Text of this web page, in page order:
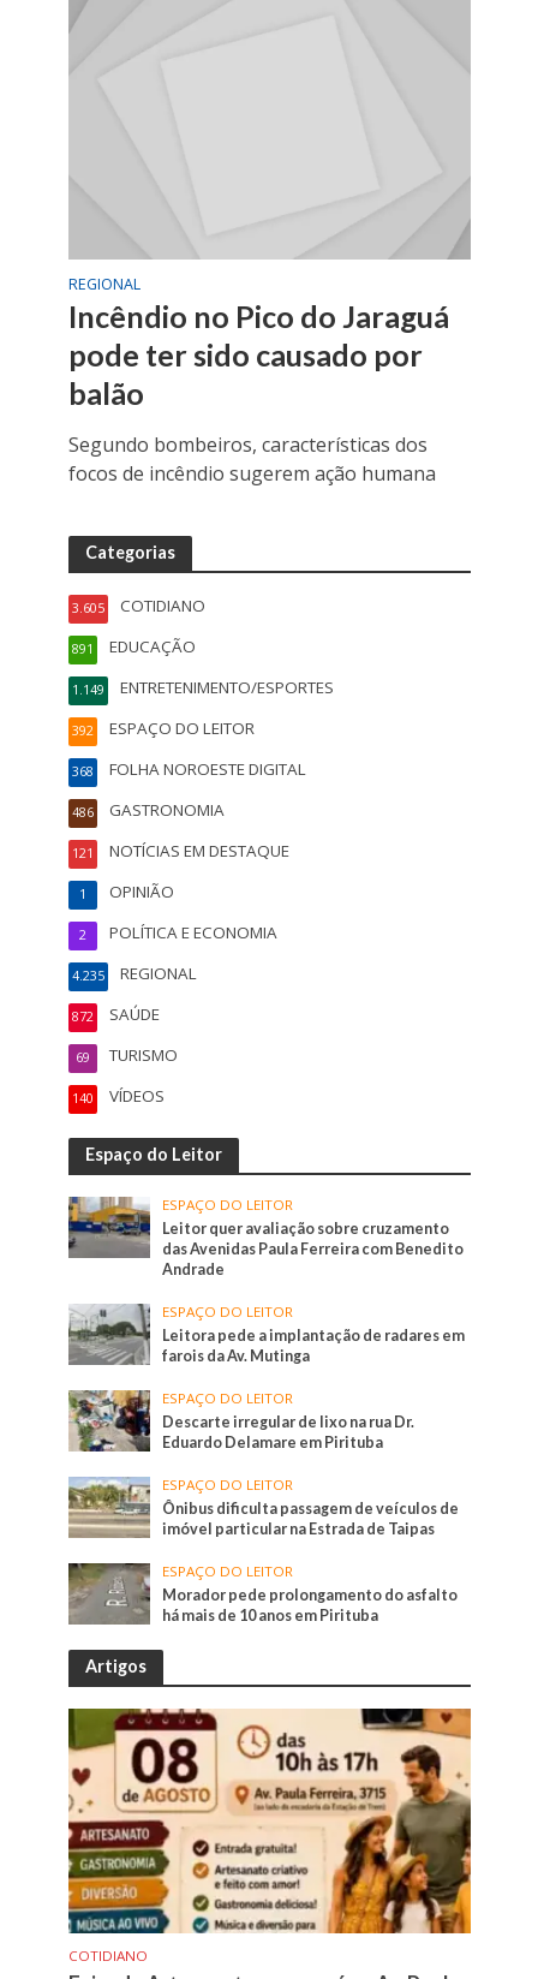
REGIONAL
Incêndio no Pico do Jaraguá
pode ter sido causado por
balão
Segundo bombeiros, características dos
focos de incêndio sugerem ação humana
Categorias
COTIDIANO
3.605
EDUCAÇÃO
891
ENTRETENIMENTO/ESPORTES
1.149
ESPAÇO DO LEITOR
392
FOLHA NOROESTE DIGITAL
368
GASTRONOMIA
486
NOTÍCIAS EM DESTAQUE
121
OPINIÃO
1
POLÍTICA E ECONOMIA
2
REGIONAL
4.235
SAÚDE
872
TURISMO
69
VÍDEOS
140
Espaço do Leitor
ESPAÇO DO LEITOR
Leitor quer avaliação sobre cruzamento
das Avenidas Paula Ferreira com Benedito
Andrade
ESPAÇO DO LEITOR
Leitora pede a implantação de radares em
farois da Av. Mutinga
ESPAÇO DO LEITOR
Descarte irregular de lixo na rua Dr.
Eduardo Delamare em Pirituba
ESPAÇO DO LEITOR
Ônibus dificulta passagem de veículos de
imóvel particular na Estrada de Taipas
ESPAÇO DO LEITOR
Morador pede prolongamento do asfalto
há mais de 10 anos em Pirituba
Artigos
COTIDIANO